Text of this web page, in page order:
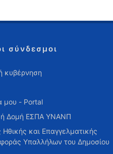
σύνδεσμοι
κυβέρνηση
μου - Portal
Δομή ΕΣΠΑ ΥΝΑΝΠ
και Επαγγελματικής
Υπαλλήλων του Δημοσίου